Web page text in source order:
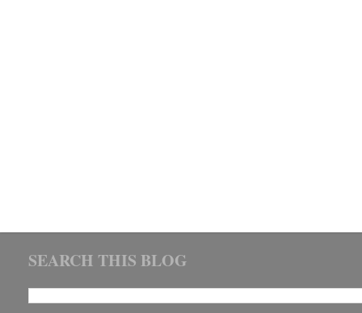
SEARCH THIS BLOG